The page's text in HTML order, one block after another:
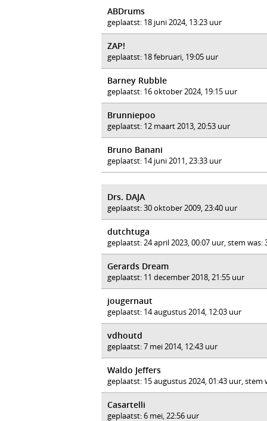
ABDrums
geplaatst: 18 juni 2024, 13:23 uur
ZAP!
geplaatst: 18 februari, 19:05 uur
Barney Rubble
geplaatst: 16 oktober 2024, 19:15 uur
Brunniepoo
geplaatst: 12 maart 2013, 20:53 uur
Bruno Banani
geplaatst: 14 juni 2011, 23:33 uur
Drs. DAJA
geplaatst: 30 oktober 2009, 23:40 uur
dutchtuga
geplaatst: 24 april 2023, 00:07 uur, stem was:
Gerards Dream
geplaatst: 11 december 2018, 21:55 uur
jougernaut
geplaatst: 14 augustus 2014, 12:03 uur
vdhoutd
geplaatst: 7 mei 2014, 12:43 uur
Waldo Jeffers
geplaatst: 15 augustus 2024, 01:43 uur, stem
Casartelli
geplaatst: 6 mei, 22:56 uur